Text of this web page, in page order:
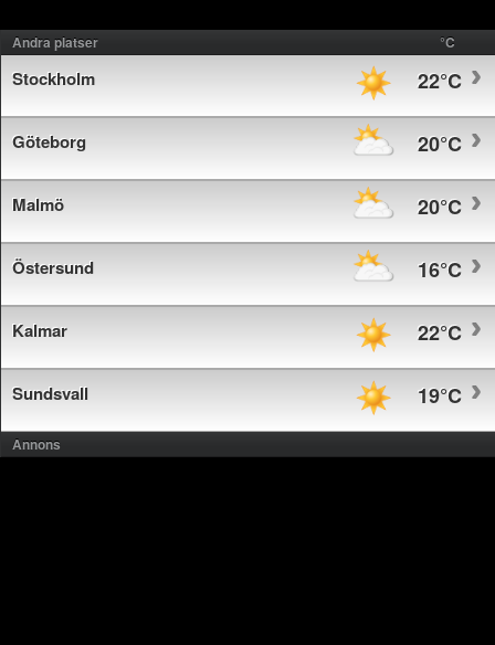
Andra platser °C
22°C
Stockholm
20°C
Göteborg
20°C
Malmö
16°C
Östersund
22°C
Kalmar
19°C
Sundsvall
Annons